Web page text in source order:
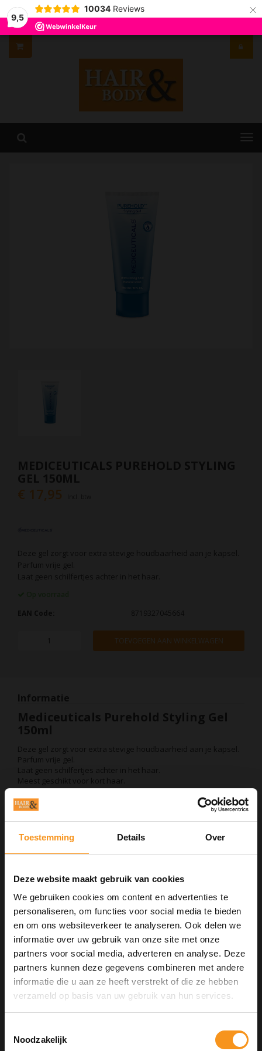
Toestemming Details Over
Deze website maakt gebruik van cookies
We gebruiken cookies om content en advertenties te
personaliseren, om functies voor social media te bieden
en om ons websiteverkeer te analyseren. Ook delen we
informatie over uw gebruik van onze site met onze
partners voor social media, adverteren en analyse. Deze
partners kunnen deze gegevens combineren met andere
informatie die u aan ze heeft verstrekt of die ze hebben
verzameld op basis van uw gebruik van hun services.
Noodzakelijk
9,5
10034 Reviews ×
€ 17,95
TOEVOEGEN AAN WINKELWAGEN
Informatie
Mediceuticals Purehold Styling Gel
150ml
Deze gel zorgt voor extra stevige houdbaarheid aan je kapsel.
Parfum vrije gel.
Laat geen schilfertjes achter in het haar.
Meest geschikt voor kort haar.
Gebruik:
Zowel in handdoekdroog haar als in droog haar te
gebruiken.
Kleine hoeveelheid aanbrengen.
Stylen naar wens.
Neem contact op over dit product
Toevoegen aan vergelijking
Afdrukken
GERELATEERDE PRODUCTEN
10% Summer Time Korting
Geniet van de zomer met10% Summer TIme Kortingop